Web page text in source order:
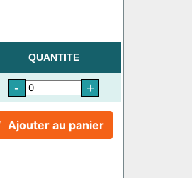
QUANTITE
- +
Ajouter au panier